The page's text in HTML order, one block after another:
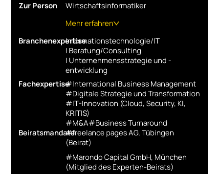
Zur Person
Wirtschaftsinformatiker
Mehr erfahren
Jahrgang 1964
2024 - heute Unternehmer, Beirat,
Investor
2024 - heute CEO, Dr. Brunner
Unternehmensberatung
2023 - heute Beirat / Sektorexperte IT &
Software für Venture Capital
Fondinvestments, Marondo Capital GmbH,
München
2019 - 2023 SVP, Division Head
Infrastructure& Data Management
BranchenexpertiseInformationstechnologie/IT
| Beratung/Consulting
| Unternehmensstrategie und -
entwicklung
Fachexpertise#International Business Management
#Digitale Strategie und Transformation
#IT-Innovation (Cloud, Security, KI,
KRITIS)
#M&A#Business Turnaround
Beiratsmandate#freelance pages AG, Tübingen
(Beirat)
#Marondo Capital GmbH, München
(Mitglied des Experten-Beirats)